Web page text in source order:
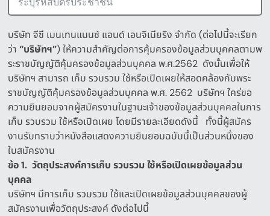
บริษัท จีซี เมนเทนแนนซ์ แอนด์ เอนจิเนียริง จำกัด (ต่อไปนี้จะเรียก
ว่า “บริษัทฯ”)ให้ความสำคัญต่อการคุ้มครองข้อมูลส่วนบุคคลตามพ
ระราชบัญญัติคุ้มครองข้อมูลส่วนบุคคล พ.ศ.2562 ดังนั้นเพื่อให้
บริษัทฯ สามารถ เก็บ รวบรวม ใช้หรือเปิดเผยให้สอดคล้องกับพระ
ราชบัญญัติคุ้มครองข้อมูลส่วนบุคคล พ.ศ. 2562 บริษัทฯ ใคร่ขอ
ความยินยอมจากผู้สมัครงานในฐานะเจ้าของข้อมูลส่วนบุคคลในการ
เก็บ รวบรวม ใช้หรือเปิดเผย โดยมีรายละเอียดดังนี้
ทั้งนี้ผู้สมัคร
งานรับทราบว่าหนังสือแสดงความยินยอมฉบับนี้เป็นส่วนหนึ่งของ
ใบสมัครงาน
ข้อ1. วัตถุประสงค์การเก็บ รวบรวมใช้หรือเปิดเผยข้อมูลส่วน
บุคคล
บริษัทฯ มีการเก็บ รวบรวม ใช้และเปิดเผยข้อมูลส่วนบุคคลของผู้
สมัครงานเพื่อวัตถุประสงค์ ดังต่อไปนี้